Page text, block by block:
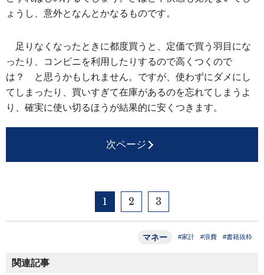
ょうし、意外となんとかなるものです。
足りなくなったときに都度買うと、定価で買う羽目にな
ったり、コンビニを利用したりするので高くつくので
は？ と思うかもしれません。ですが、使わずにダメにし
てしまったり、買いすぎて在庫があるのを忘れてしまうよ
り、確実に使い切るほうが結果的に安くつきます。
次ページ
1 2 3
マネー #家計 #浪費 #書籍抜粋
関連記事